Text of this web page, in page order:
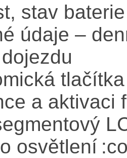
stav
údaje –
a aktivaci
osvětlení